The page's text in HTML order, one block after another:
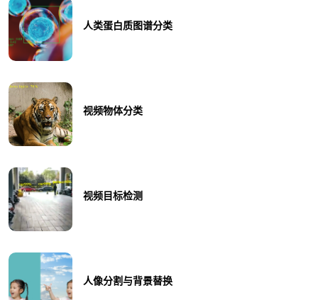
人类蛋白质图谱分类
视频物体分类
视频目标检测
人像分割与背景替换